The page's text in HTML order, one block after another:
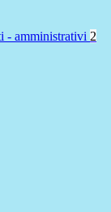
- amministrativi 2